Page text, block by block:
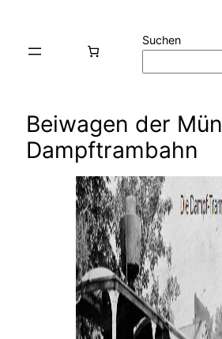
Suchen
Beiwagen der
Dampftrambahn